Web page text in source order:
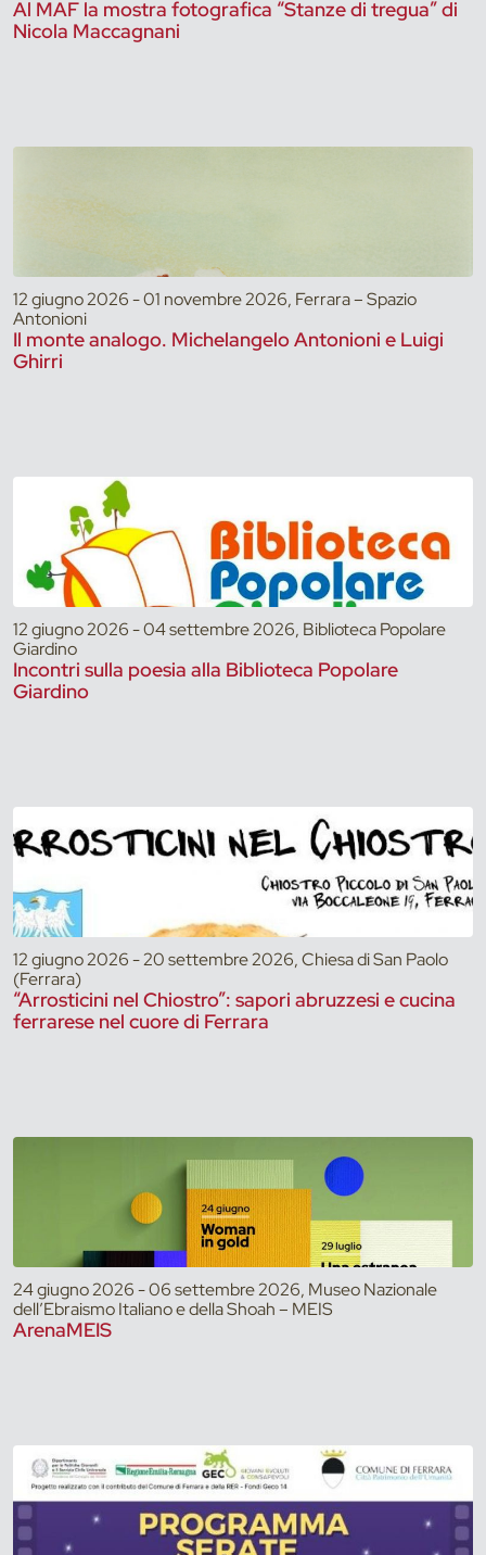
Al MAF la mostra fotografica “Stanze di tregua” di
Nicola Maccagnani
12 giugno 2026 - 01 novembre 2026, Ferrara – Spazio
Antonioni
Il monte analogo. Michelangelo Antonioni e Luigi
Ghirri
12 giugno 2026 - 04 settembre 2026, Biblioteca Popolare
Giardino
Incontri sulla poesia alla Biblioteca Popolare
Giardino
12 giugno 2026 - 20 settembre 2026, Chiesa di San Paolo
(Ferrara)
“Arrosticini nel Chiostro”: sapori abruzzesi e cucina
ferrarese nel cuore di Ferrara
24 giugno 2026 - 06 settembre 2026, Museo Nazionale
dell’Ebraismo Italiano e della Shoah – MEIS
ArenaMEIS